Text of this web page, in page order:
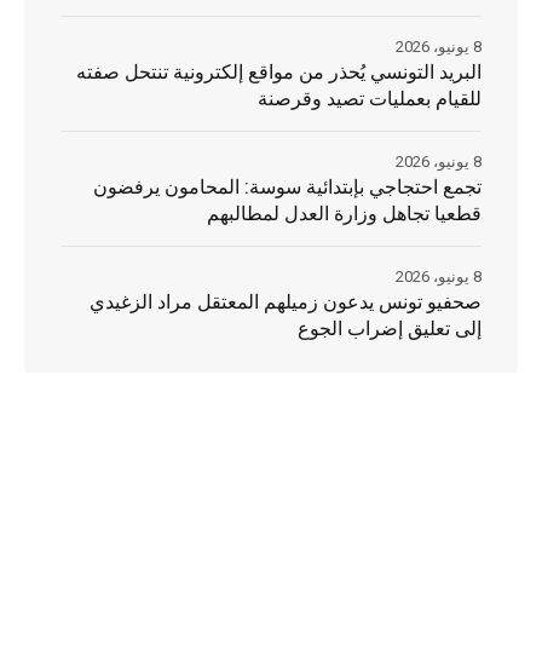
البريد التونسي يُحذر من مواقع إلكترونية تنتحل صفته
للقيام بعمليات تصيد وقرصنة
8 يونيو، 2026
تجمع احتجاجي بإبتدائية سوسة: المحامون يرفضون
قطعيا تجاهل وزارة العدل لمطالبهم
8 يونيو، 2026
صحفيو تونس يدعون زميلهم المعتقل مراد الزغيدي
إلى تعليق إضراب الجوع
8 يونيو، 2026